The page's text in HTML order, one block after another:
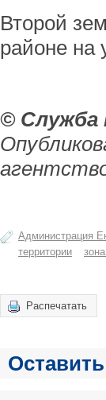
Второй
районе на
© Служба
Администрация
территории
Распечатать